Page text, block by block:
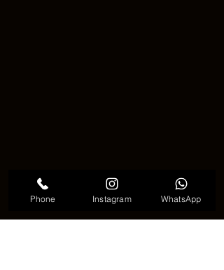
선인장 타투 귀여움
Phone Instagram WhatsApp